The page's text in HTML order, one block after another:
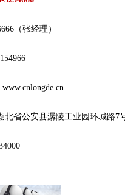
（张经理）
北省公安县潺陵工业园环城路7